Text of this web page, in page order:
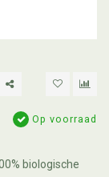
Op voorraad
biologische